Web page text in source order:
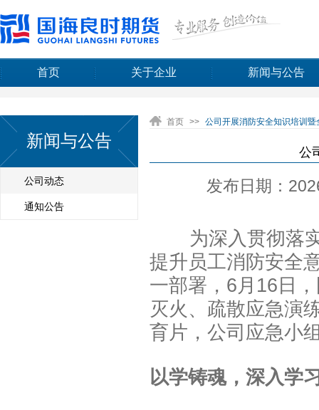
首页 关于企业 新闻与公告
新闻与公告
公司动态
通知公告
首页 >> 公司开展消防安全知识培训暨
公
发布日期：
为深入贯彻落实“
提升员工消防安全
一部署，6月16日
灭火、疏散应急演
育片，公司应急小
以学铸魂，深入学